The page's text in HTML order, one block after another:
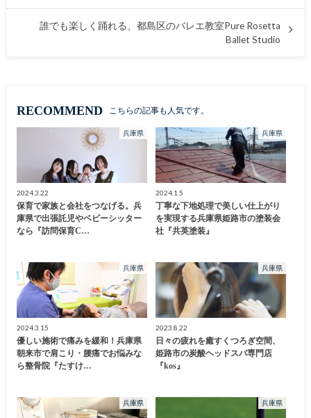
誰でも楽しく踊れる、都島区のバレエ教室Pure Rosetta
Ballet Studio
RECOMMEND こちらの記事も人気です。
兵庫県
2024.3.22
保育で家族と会社をつなげる。兵
庫県で出張託児やベビーシッター
なら『訪問保育C…
兵庫県
2024.1.5
丁寧な下地処理で美しい仕上がり
を実現する兵庫県姫路市の塗装会
社『共英塗装』
兵庫県
2024.3.15
優しい施術で痛みを緩和！兵庫県
朝来市で肩こり・腰痛でお悩みな
ら整骨院『たすけ…
兵庫県
2023.8.22
日々の疲れを癒すくつろぎ空間、
姫路市の炭酸ヘッドスパ専門店
『kos』
兵庫県 兵庫県